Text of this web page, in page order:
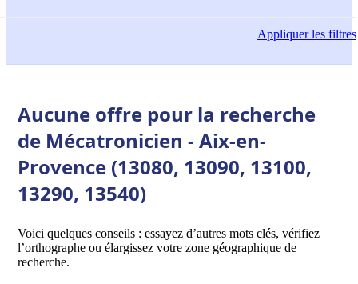
Appliquerles filtres
Aucune offre pour la recherche
de Mécatronicien - Aix-en-
Provence (13080, 13090, 13100,
13290, 13540)
Voici quelques conseils : essayez d’autres mots clés, vérifiez
l’orthographe ou élargissez votre zone géographique de
recherche.